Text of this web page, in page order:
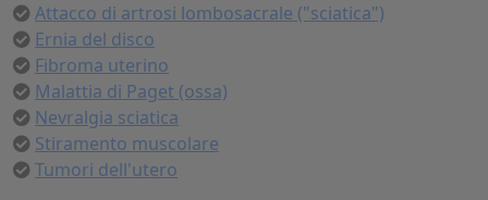
Attacco di artrosi lombosacrale ("sciatica")
Ernia del disco
Fibroma uterino
Malattia di Paget (ossa)
Nevralgia sciatica
Stiramento muscolare
Tumori dell'utero